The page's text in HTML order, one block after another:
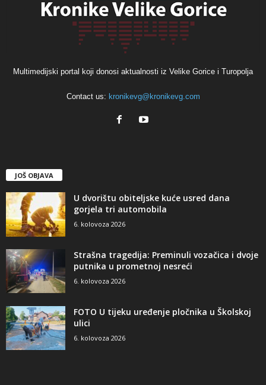
Multimedijski portal koji donosi aktualnosti iz Velike Gorice i Turopolja
Contact us: kronikevg@kronikevg.com
JOŠ OBJAVA
U dvorištu obiteljske kuće usred dana
gorjela tri automobila
6. kolovoza 2026
Strašna tragedija: Preminuli vozačica i dvoje
putnika u prometnoj nesreći
6. kolovoza 2026
FOTO U tijeku uređenje pločnika u Školskoj
ulici
6. kolovoza 2026